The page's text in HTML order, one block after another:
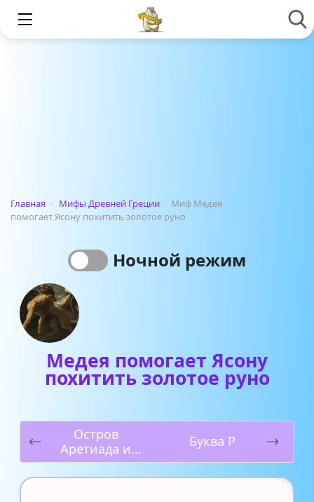
Главная › Мифы Древней Греции › Миф Медея
помогает Ясону похитить золотое руно
Ночной режим
Медея помогает Ясону
похитить золотое руно
Остров
Аретиада и
прибытие в
Колхиду
Буква Р